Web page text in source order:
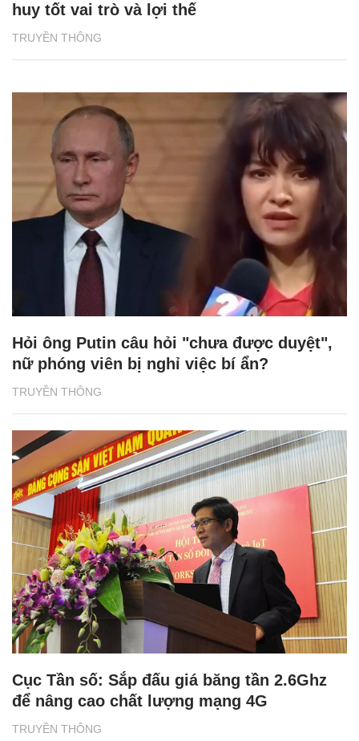
TRUYỀN THÔNG
huy tốt vai trò và lợi thế
TRUYỀN THÔNG
Hỏi ông Putin câu hỏi "chưa được duyệt",
nữ phóng viên bị nghỉ việc bí ẩn?
TRUYỀN THÔNG
Cục Tần số: Sắp đấu giá băng tần 2.6Ghz
để nâng cao chất lượng mạng 4G